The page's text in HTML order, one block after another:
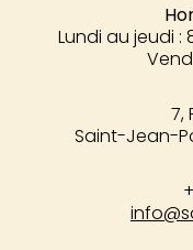
Lundi au jeudi :
7,
Saint-Jean-
+